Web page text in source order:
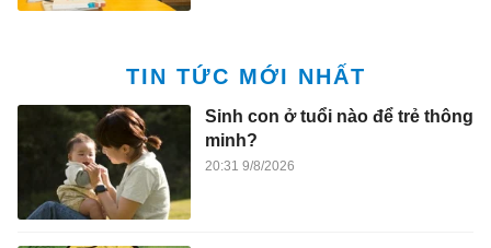
TIN TỨC MỚI NHẤT
Sinh con ở tuổi nào để trẻ thông
minh?
20:31 9/8/2026